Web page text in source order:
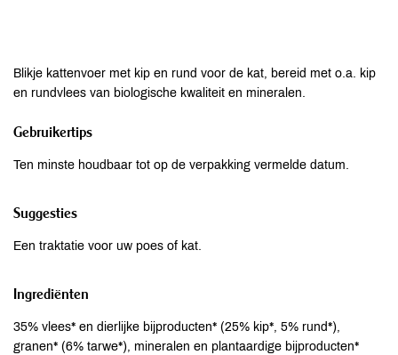
Blikje kattenvoer met kip en rund voor de kat, bereid met o.a. kip
en rundvlees van biologische kwaliteit en mineralen.
Gebruikertips
Ten minste houdbaar tot op de verpakking vermelde datum.
Suggesties
Een traktatie voor uw poes of kat.
Ingrediënten
35% vlees* en dierlijke bijproducten* (25% kip*, 5% rund*),
granen* (6% tarwe*), mineralen en plantaardige bijproducten*